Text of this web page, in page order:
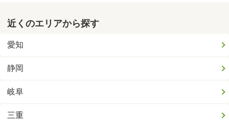
近くのエリアから探す
愛知
静岡
岐阜
三重